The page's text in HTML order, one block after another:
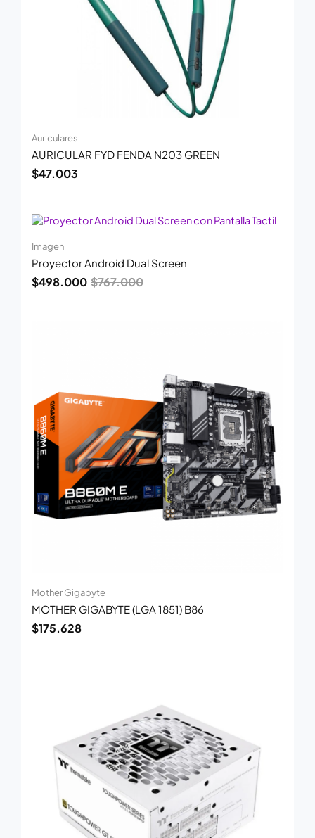
Auriculares
AURICULAR FYD FENDA N203 GREEN
$47.003
Imagen
Proyector Android Dual Screen
$767.000
precio
era:
$767.000.
$498.000
precio
es:
$498.000.
Mother Gigabyte
MOTHER GIGABYTE (LGA 1851) B86
$175.628